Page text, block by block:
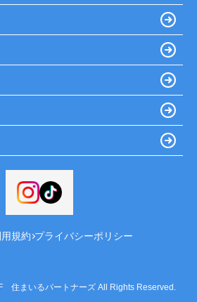
規約 プライバシーポリシー
住まいるパートナーズ All Rights Reserved.